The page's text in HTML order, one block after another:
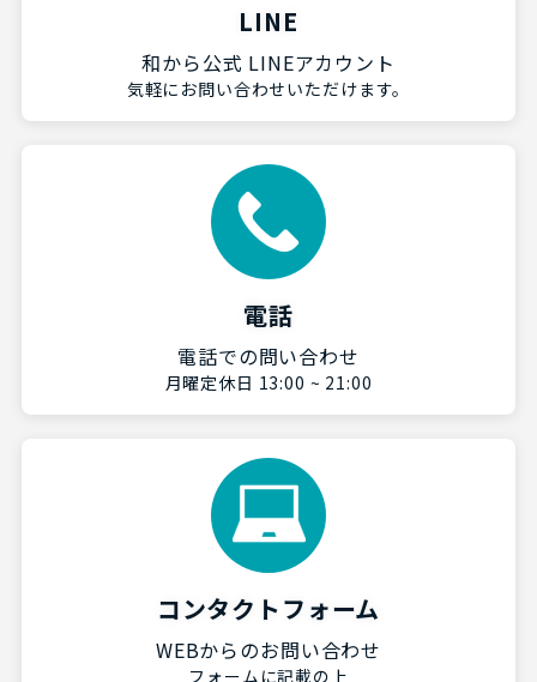
LINE
和から公式 LINEアカウント
気軽にお問い合わせいただけます。
電話
電話での問い合わせ
月曜定休日 13:00 ~ 21:00
コンタクトフォーム
WEBからのお問い合わせ
フォームに記載の上